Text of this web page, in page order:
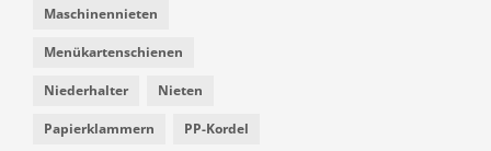
Maschinennieten
Menükartenschienen
Niederhalter Nieten
Papierklammern PP-Kordel